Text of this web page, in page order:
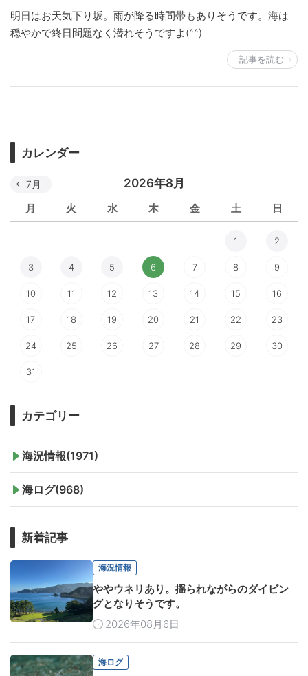
明日はお天気下り坂。雨が降る時間帯もありそうです。海は
穏やかで終日問題なく潜れそうですよ(^^)
記事を読む
カレンダー
2026年8月
月 火 水 木 金 土 日
7月
1 2
3 4 5 6 7 8 9
10 11 12 13 14 15 16
17 18 19 20 21 22 23
24 25 26 27 28 29 30
31
カテゴリー
海況情報(1971)
海ログ(968)
新着記事
海況情報
ややウネリあり。揺られながらのダイビン
グとなりそうです。
2026年08月6日
海ログ